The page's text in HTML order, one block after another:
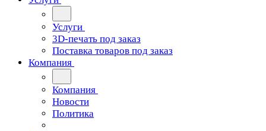
Услуги
3D-печать под заказ
Поставка товаров под заказ
Компания
Компания
Новости
Политика